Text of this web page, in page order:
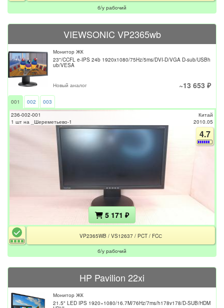
б/у рабочий
VIEWSONIC VP2365wb
Монитор ЖК
23"/CCFL e-IPS 24b 1920x1080/75Hz/5ms/DVI-D/VGA D-sub/USBh
ub/VESA
Новый аналог ~13 653 ₽
001 002
003
236-002-001
1 шт на _Шереметьево-1
Китай
2010.05
4.7
5 171 ₽
VP2365WB / VS12637 / PCT / FCС
б/у рабочий
HP Pavilion 22xi
Монитор ЖК
21.5" LED IPS 1920×1080/16.7M/76Hz/7ms/h178v178/D-SUB/HDM